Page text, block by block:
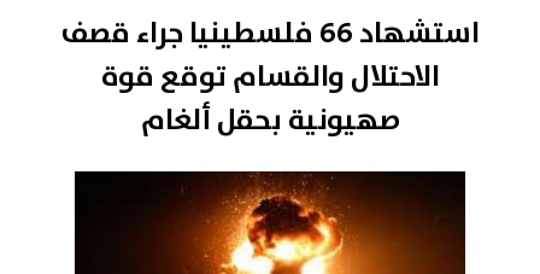
استشهاد 66 فلسطينيا جراء قصف
الاحتلال والقسام توقع قوة
صهيونية بحقل ألغام